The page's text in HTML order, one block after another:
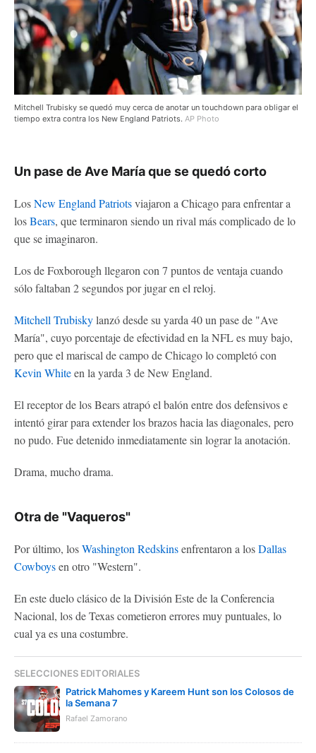
Mitchell Trubisky se quedó muy cerca de anotar un touchdown para obligar el
tiempo extra contra los New England Patriots. AP Photo
Un pase de Ave María que se quedó corto
LosNew England Patriotsviajaron a Chicago para enfrentar a
losBears, que terminaron siendo un rival más complicado de lo
que se imaginaron.
Los de Foxborough llegaron con 7 puntos de ventaja cuando
sólo faltaban 2 segundos por jugar en el reloj.
Mitchell Trubiskylanzó desde su yarda 40 un pase de "Ave
María", cuyo porcentaje de efectividad en la NFL es muy bajo,
pero que el mariscal de campo de Chicago lo completó con
Kevin Whiteen la yarda 3 de New England.
El receptor de los Bears atrapó el balón entre dos defensivos e
intentó girar para extender los brazos hacia las diagonales, pero
no pudo. Fue detenido inmediatamente sin lograr la anotación.
Drama, mucho drama.
Otra de "Vaqueros"
Por último, losWashington Redskinsenfrentaron a losDallas
Cowboysen otro "Western".
En este duelo clásico de la División Este de la Conferencia
Nacional, los de Texas cometieron errores muy puntuales, lo
cual ya es una costumbre.
SELECCIONES EDITORIALES
Patrick Mahomes y Kareem Hunt son los Colosos de
la Semana 7
Rafael Zamorano